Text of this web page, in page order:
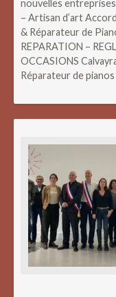
nouvelles entreprises
– Artisan d’art
& Réparateur de
REPARATION –
OCCASIONS
Réparateur de